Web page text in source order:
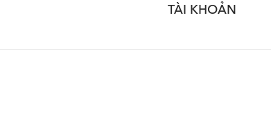
TÀI KHOẢN